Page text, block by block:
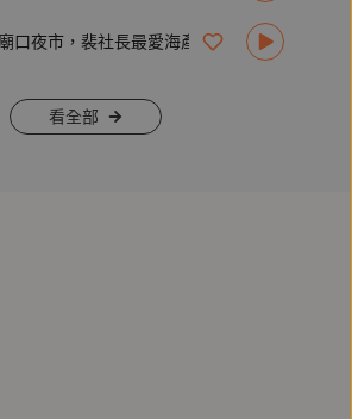
#ALTIS #COROLLACROSS #RAV4 #
EP05｜帶隊衝基隆廟口夜市，裴社長最愛海產店已成波登來訪的名店啦！
看全部